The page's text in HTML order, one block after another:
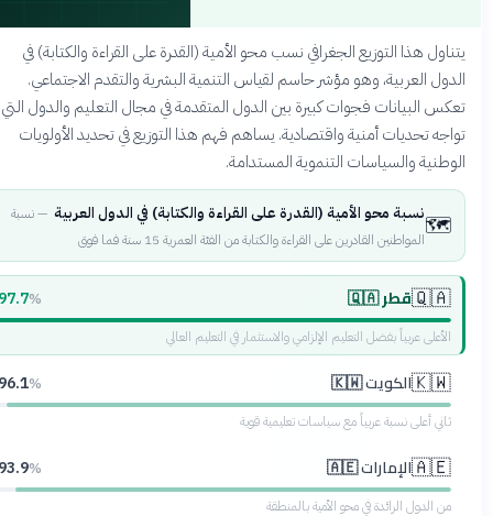
هذا التوزيع الجغرافي نسب محو الأمية (القدرة على القراءة والكتابة) في
العربية، وهو مؤشر حاسم لقياس التنمية البشرية والتقدم الاجتماعي.
البيانات فجوات كبيرة بين الدول المتقدمة في مجال التعليم والدول التي
تحديات أمنية واقتصادية. يساهم فهم هذا التوزيع في تحديد الأولويات
والسياسات التنموية المستدامة.
نسبة محو الأمية (القدرة على القراءة والكتابة) في الدول العربية —نسبة
المواطنين القادرين على القراءة والكتابة من الفئة العمرية 15 سنة فما فوق
🇶🇦قطر 🇶🇦 97.7
الأعلى عربياً بفضل التعليم الإلزامي والاستثمار في التعليم العالي
🇰🇼الكويت 🇰🇼 96.1
ثاني أعلى نسبة عربياً مع سياسات تعليمية قوية
🇦🇪الإمارات 🇦🇪 93.9
من الدول الرائدة في محو الأمية بالمنطقة